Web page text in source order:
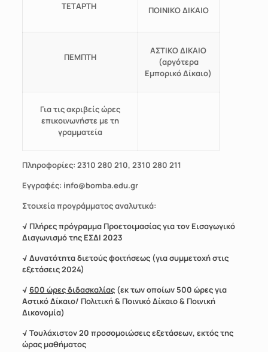
ΤΕΤΑΡΤΗ ΠΟΙΝΙΚΟ ΔΙΚΑΙΟ
ΠΕΜΠΤΗ
ΑΣΤΙΚΟ ΔΙΚΑΙΟ
(αργότερα
Εμπορικό Δίκαιο)
Για τις ακριβείς ώρες
επικοινωνήστε με τη
γραμματεία
Πληροφορίες: 2310 280 210, 2310 280 211
Εγγραφές: info@bomba.edu.gr
Στοιχεία προγράμματος αναλυτικά:
√ Πλήρες πρόγραμμα Προετοιμασίας για τον Εισαγωγικό
Διαγωνισμό της ΕΣΔΙ 2023
√ Δυνατότητα διετούς φοιτήσεως (για συμμετοχή στις
εξετάσεις 2024)
√ 600 ώρες διδασκαλίας(εκ των οποίων 500 ώρες για
Αστικό Δίκαιο/ Πολιτική & Ποινικό Δίκαιο & Ποινική
Δικονομία)
√ Τουλάχιστον 20 προσομοιώσεις εξετάσεων, εκτός της
ώρας μαθήματος